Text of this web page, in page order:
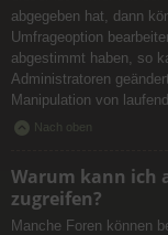
abgegeben hat, dann
Umfrageoption
abgestimmt haben, so
Administratoren
Manipulation von
Nach oben
Warum kann ich
zugreifen?
Manche Foren können